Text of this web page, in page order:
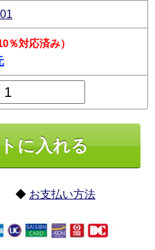
％対応済み）
お支払い方法